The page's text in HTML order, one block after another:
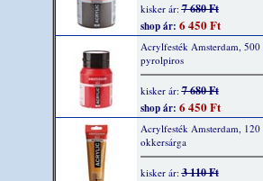
kisker ár:7 680 Ft
shop ár: 6 450 Ft
Acrylfesték Amsterdam, 500
pyrolpiros
kisker ár:7 680 Ft
shop ár: 6 450 Ft
Acrylfesték Amsterdam, 120
okkersárga
kisker ár:3 110 Ft